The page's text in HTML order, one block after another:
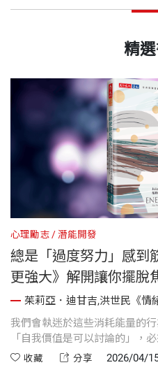
精
心理勵志 潛能開發
總是「過度努力」感到
更強大》解開讓你擺脫
碼 茱莉亞．迪甘吉,洪世民《情
我們會執迷於這些消耗能量的
「自我價值是可以討論的」，
然而，這只會抽乾我們的潛能
收藏 分享 2026/04/